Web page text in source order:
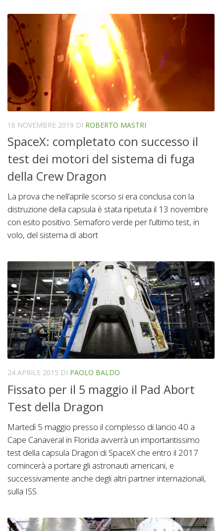
16 NOVEMBRE 2019 DI ROBERTO MASTRI
SpaceX: completato con successo il
test dei motori del sistema di fuga
della Crew Dragon
La prova che nell’aprile scorso si era conclusa con la
distruzione della capsula è stata ripetuta il 13 novembre
con esito positivo. Semaforo verde per l’ultimo test, in
volo, del sistema di abort
24 APRILE 2015 DI PAOLO BALDO
Fissato per il 5 maggio il Pad Abort
Test della Dragon
Martedì 5 maggio presso il complesso di lancio 40 a
Cape Canaveral in Florida avverrà un importantissimo
test della capsula Dragon di SpaceX che entro il 2017
comincerà a portare gli astronauti americani, e
successivamente anche degli altri partner internazionali,
sulla ISS.